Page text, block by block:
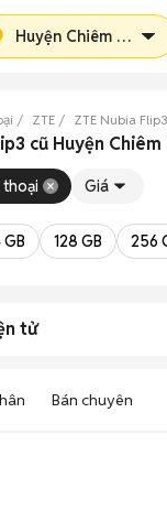
Huyện Chiêm Hóa
ZTE ZTE Nubia Flip3
cũ Huyện
Giá
128 GB 256
tử
Bán chuyên